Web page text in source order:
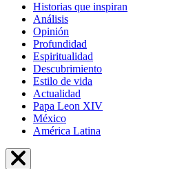
Historias que inspiran
Análisis
Opinión
Profundidad
Espiritualidad
Descubrimiento
Estilo de vida
Actualidad
Papa Leon XIV
México
América Latina